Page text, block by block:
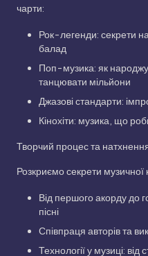
чарти:
Рок-легенди: секрети
балад
Поп-музика: як
танцювати мільйони
Джазові стандарти:
Кінохіти: музика, що
Творчий процес та
Розкриємо секрети музичної
Від першого акорду до
пісні
Співпраця авторів та
Технології у музиці: